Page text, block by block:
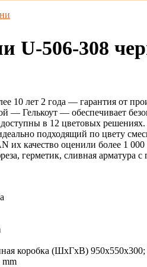
U-506-308
лет 2 года — гарантия от
Гелькоут — обеспечивает
в 12 цветовых решениях.
подходящий по цвету
их качество оценили более 1 000
герметик, сливная арматура с
коробка (ШхГхВ) 950х550х300;
mm